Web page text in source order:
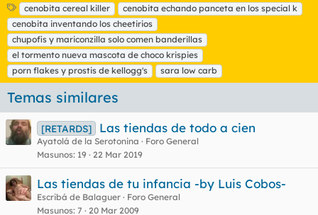
E
t
i
q
u
e
t
a
cenobita cereal killer
cenobita echando panceta en los special k
cenobita inventando los cheetirios
chupofis y mariconzilla solo comen banderillas
el tormento nueva mascota de choco krispies
porn flakes y prostis de kellogg's
sara low carb
Temas similares
[RETARDS] Las tiendas de todo a cien
Ayatolá de la Serotonina
Foro General
Masunos 19 22 Mar 2019
Las tiendas de tu infancia -by Luis Cobos-
Escribá de Balaguer
Foro General
Masunos 7 20 Mar 2009